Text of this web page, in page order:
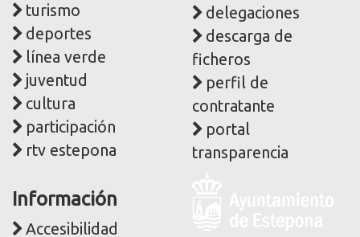
turismo
deportes
línea verde
juventud
cultura
participación
rtv estepona
delegaciones
descarga de
ficheros
perfil de
contratante
portal
transparencia
Información
Accesibilidad